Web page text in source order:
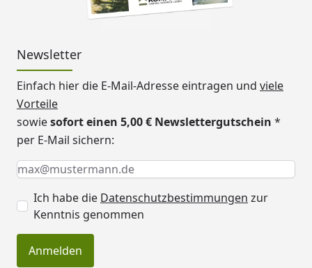
Newsletter
Einfach hier die E-Mail-Adresse eintragen und viele
Vorteile
sowiesofort einen 5,00 € Newslettergutschein *
per E-Mail sichern:
Keine Eingabe erforderlich
Eingabe erforderlich
E-Mail *
Ich habe die Datenschutzbestimmungen zur
Kenntnis genommen
Anmelden